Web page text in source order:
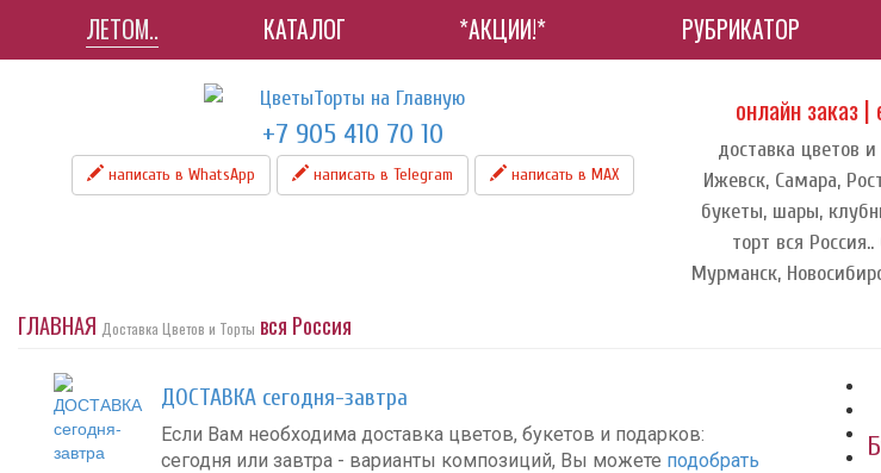
ЛЕТОМ.. КАТАЛОГ *АКЦИИ!* РУБРИКАТОР
+7 905 410 70 10
написать в WhatsApp написать в Telegram написать в МАХ
онлайн заказ
доставка цветов
Ижевск, Самара,
букеты, шары,
торт вся
Мурманск,
ГЛАВНАЯ Доставка Цветов и Торты вся Россия
ДОСТАВКА сегодня-завтра
Если Вам необходима доставка цветов, букетов и подарков:
сегодня или завтра - варианты композиций, Вы можете подобрать